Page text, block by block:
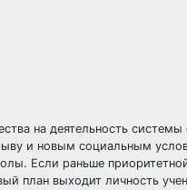
на деятельность системы
и новым социальным
Если раньше
план выходит личность